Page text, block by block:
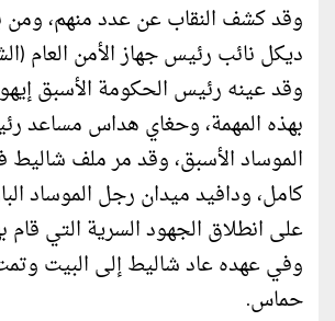
وقد كشف النقاب عن عدد منهم، ومن
ديكل نائب رئيس جهاز الأمن العام
وقد عينه رئيس الحكومة الأسبق
بهذه المهمة، وحغاي هداس مساعد
الموساد الأسبق، وقد مر ملف
كامل، ودافيد ميدان رجل الموساد
على انطلاق الجهود السرية التي قام
وفي عهده عاد شاليط إلى البيت
حماس.